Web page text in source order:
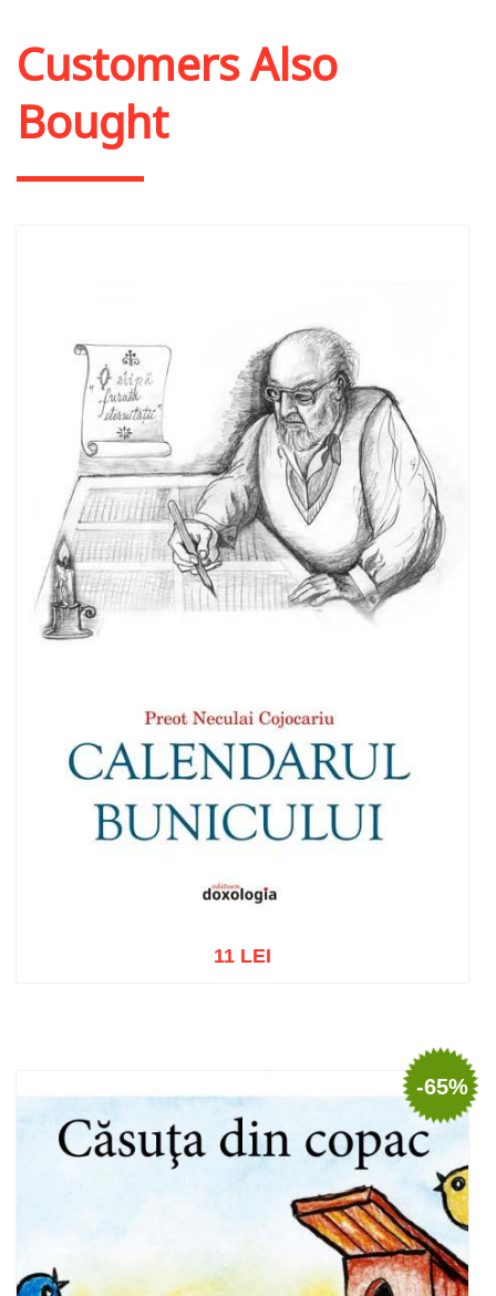
Customers Also
Bought
11 LEI
-65%